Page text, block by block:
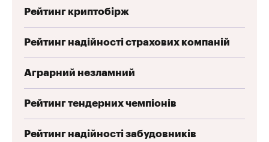
Рейтинг криптобірж
Рейтинг надійності страхових компаній
Аграрний незламний
Рейтинг тендерних чемпіонів
Рейтинг надійності забудовників